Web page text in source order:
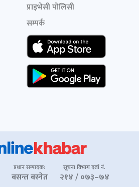
प्राइभेसी पोलिसी
सम्पर्क
प्रधान सम्पादक:
बसन्त बस्नेत
सूचना विभाग दर्ता नं.
२१४ / ०७३–७४